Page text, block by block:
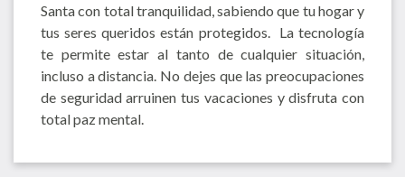
Santa con total tranquilidad, sabiendo que tu hogar y
tus seres queridos están protegidos. La tecnología
te permite estar al tanto de cualquier situación,
incluso a distancia. No dejes que las preocupaciones
de seguridad arruinen tus vacaciones y disfruta con
total paz mental.